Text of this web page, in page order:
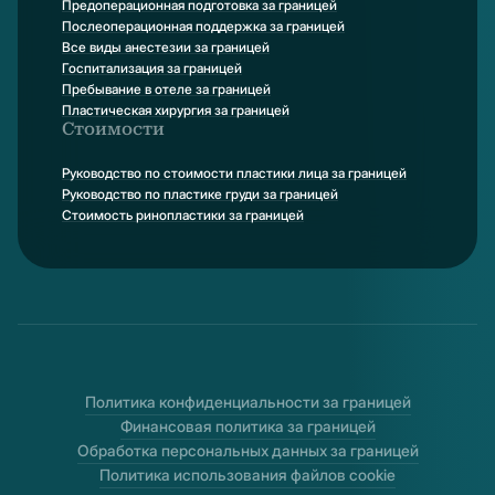
Предоперационная подготовка за границей
Послеоперационная поддержка за границей
Все виды анестезии за границей
Госпитализация за границей
Пребывание в отеле за границей
Пластическая хирургия за границей
Стоимости
Руководство по стоимости пластики лица за границей
Руководство по пластике груди за границей
Стоимость ринопластики за границей
Политика конфиденциальности за границей
Финансовая политика за границей
Обработка персональных данных за границей
Политика использования файлов cookie